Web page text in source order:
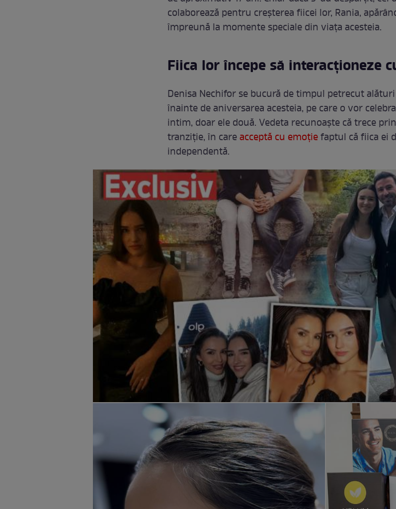
colaborează pentru creșterea fiicei lor, Rania,
împreună la momente speciale din viața acesteia.
Fiica lor începe să interacționeze
Denisa Nechifor se bucură de timpul petrecut alături
înainte de aniversarea acesteia, pe care o vor
intim, doar ele două. Vedeta recunoaște că trece
tranziție, în careacceptă cu emoțiefaptul că fiica ei
independentă.